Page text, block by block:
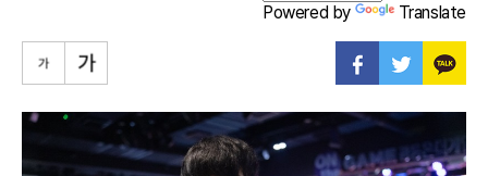
Powered by Translate